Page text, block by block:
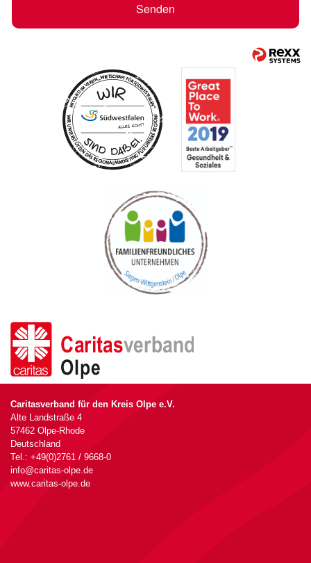
Senden
Caritasverband für den Kreis Olpe e.V.
Alte Landstraße 4
57462 Olpe-Rhode
Deutschland
Tel.: +49(0)2761 / 9668-0
info@caritas-olpe.de
www.caritas-olpe.de